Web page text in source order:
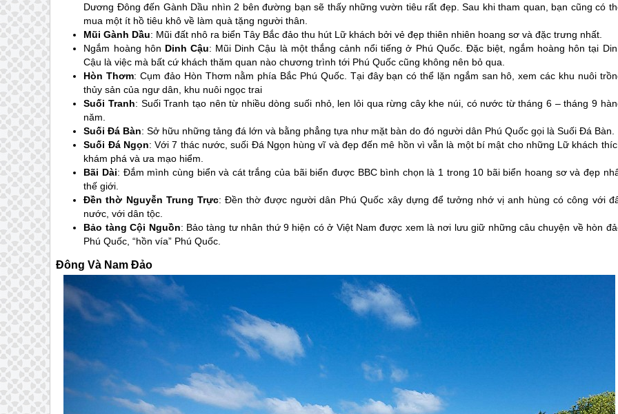
Dương Đông đến Gành Dầu nhìn 2 bên đường bạn sẽ thấy những vườn tiêu rất đẹp. Sau khi tham quan, bạn cũng có
mua một ít hồ tiêu khô về làm quà tặng người thân.
Mũi Gành Dầu: Mũi đất nhô ra biển Tây Bắc đảo thu hút Lữ khách bởi vẻ đẹp thiên nhiên hoang sơ và đặc trưng nhất.
Ngắm hoàng hôn Dinh Cậu: Mũi Dinh Cậu là một thắng cảnh nổi tiếng ở Phú Quốc. Đặc biệt, ngắm hoàng hôn tại
Cậu là việc mà bất cứ khách thăm quan nào chương trình tới Phú Quốc cũng không nên bỏ qua.
Hòn Thơm: Cụm đảo Hòn Thơm nằm phía Bắc Phú Quốc. Tại đây bạn có thể lặn ngắm san hô, xem các khu nuôi
thủy sản của ngư dân, khu nuôi ngọc trai
Suối Tranh: Suối Tranh tạo nên từ nhiều dòng suối nhỏ, len lỏi qua rừng cây khe núi, có nước từ tháng 6 – tháng 9
năm.
Suối Đá Bàn: Sở hữu những tảng đá lớn và bằng phẳng tựa như mặt bàn do đó người dân Phú Quốc gọi là Suối Đá Bàn.
Suối Đá Ngọn: Với 7 thác nước, suối Đá Ngọn hùng vĩ và đẹp đến mê hồn vì vẫn là một bí mật cho những Lữ khách
khám phá và ưa mạo hiểm.
Bãi Dài: Đắm mình cùng biển và cát trắng của bãi biển được BBC bình chọn là 1 trong 10 bãi biển hoang sơ và đẹp
thế giới.
Đền thờ Nguyễn Trung Trực: Đền thờ được người dân Phú Quốc xây dựng để tưởng nhớ vị anh hùng có công với
nước, với dân tộc.
Bảo tàng Cội Nguồn: Bảo tàng tư nhân thứ 9 hiện có ở Việt Nam được xem là nơi lưu giữ những câu chuyện về hòn
Phú Quốc, “hồn vía” Phú Quốc.
Đông Và Nam Đảo